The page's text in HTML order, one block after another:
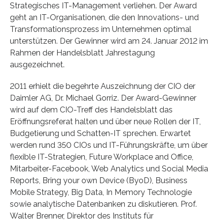
Strategisches IT-Management verliehen. Der Award
geht an IT-Organisationen, die den Innovations- und
Transformationsprozess im Unternehmen optimal
unterstützen. Der Gewinner wird am 24. Januar 2012 im
Rahmen der Handelsblatt Jahrestagung
ausgezeichnet.
2011 erhielt die begehrte Auszeichnung der CIO der
Daimler AG, Dr. Michael Gorriz. Der Award-Gewinner
wird auf dem CIO-Treff des Handelsblatt das
Eröffnungsreferat halten und über neue Rollen der IT,
Budgetierung und Schatten-IT sprechen. Erwartet
werden rund 350 CIOs und IT-Führungskräfte, um über
flexible IT-Strategien, Future Workplace and Office,
Mitarbeiter-Facebook, Web Analytics und Social Media
Reports, Bring your own Device (ByoD), Business
Mobile Strategy, Big Data, In Memory Technologie
sowie analytische Datenbanken zu diskutieren. Prof.
Walter Brenner, Direktor des Instituts für